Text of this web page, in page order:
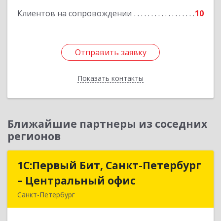
Клиентов на сопровождении 10
Отправить заявку
Показать контакты
Отправить заявку
Назад
Ближайшие партнеры из соседних
регионов
1С:Первый Бит, Санкт-Петербург
– Центральный офис
Санкт-Петербург
1С:Первый Бит, Санкт-Петербург
– Центральный офис